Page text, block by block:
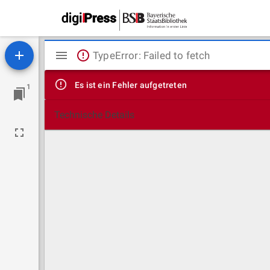
1
Mirador
Viewer
TypeError: Failed to fetch
Es ist ein Fehler aufgetreten
Technische Details